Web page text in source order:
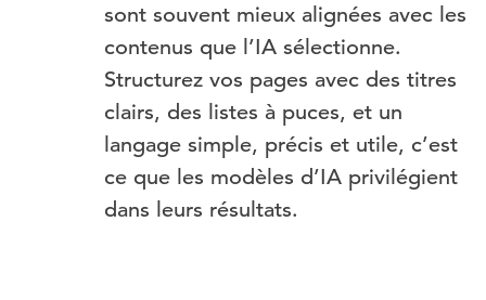
sont souvent mieux alignées avec les
contenus que l’IA sélectionne.
Structurez vos pages avec des titres
clairs, des listes à puces, et un
langage simple, précis et utile, c’est
ce que les modèles d’IA privilégient
dans leurs résultats.